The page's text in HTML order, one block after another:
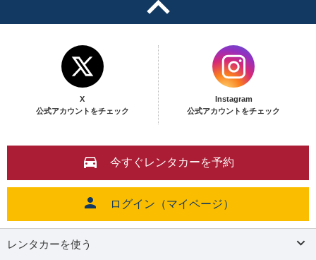
X
公式アカウントをチェック
Instagram
公式アカウントをチェック
今すぐレンタカーを予約
ログイン（マイページ）
レンタカーを使う